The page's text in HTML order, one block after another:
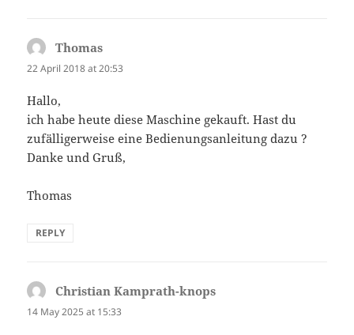
Thomas
22 April 2018 at 20:53
Hallo,
ich habe heute diese Maschine gekauft. Hast du
zufälligerweise eine Bedienungsanleitung dazu ?
Danke und Gruß,
Thomas
REPLY
Christian Kamprath-knops
14 May 2025 at 15:33